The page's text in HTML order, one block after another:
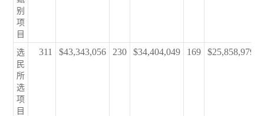
别
项
目
选
民
所
选
项
目
311 $43,343,056 230 $34,404,049 169 $25,858,979